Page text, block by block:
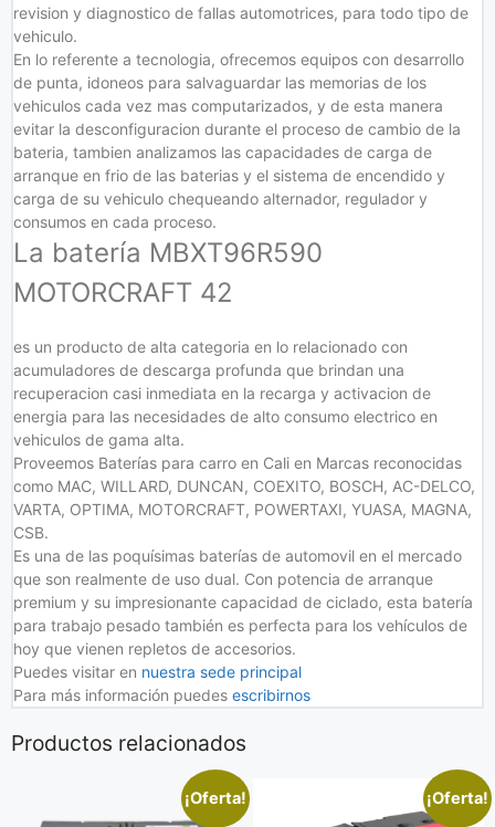
revision y diagnostico de fallas automotrices, para todo tipo de
vehiculo.
En lo referente a tecnologia, ofrecemos equipos con desarrollo
de punta, idoneos para salvaguardar las memorias de los
vehiculos cada vez mas computarizados, y de esta manera
evitar la desconfiguracion durante el proceso de cambio de la
bateria, tambien analizamos las capacidades de carga de
arranque en frio de las baterias y el sistema de encendido y
carga de su vehiculo chequeando alternador, regulador y
consumos en cada proceso.
La batería MBXT96R590
MOTORCRAFT 42
es un producto de alta categoria en lo relacionado con
acumuladores de descarga profunda que brindan una
recuperacion casi inmediata en la recarga y activacion de
energia para las necesidades de alto consumo electrico en
vehiculos de gama alta.
Proveemos Baterías para carro en Cali en Marcas reconocidas
como MAC, WILLARD, DUNCAN, COEXITO, BOSCH, AC-DELCO,
VARTA, OPTIMA, MOTORCRAFT, POWERTAXI, YUASA, MAGNA,
CSB.
Es una de las poquísimas baterías de automovil en el mercado
que son realmente de uso dual. Con potencia de arranque
premium y su impresionante capacidad de ciclado, esta batería
para trabajo pesado también es perfecta para los vehículos de
hoy que vienen repletos de accesorios.
Puedes visitar en nuestra sede principal
Para más información puedes escribirnos
Productos relacionados
¡Oferta! ¡Oferta!